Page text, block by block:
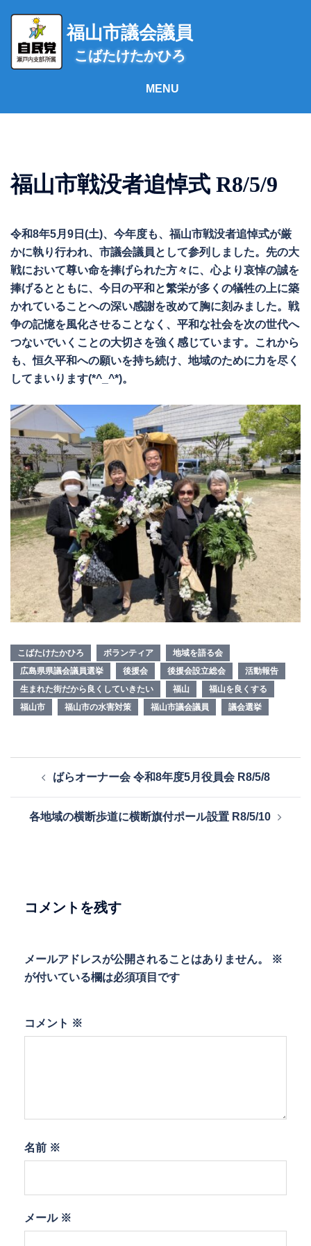
ス
福山市議会議員
こばたけたかひろ
福山市戦没者追悼式 R8/5/9
令和8年5月9日(土)、今年度も、福山市戦没者追悼式が厳
かに執り行われ、市議会議員として参列しました。先の大
戦において尊い命を捧げられた方々に、心より哀悼の誠を
捧げるとともに、今日の平和と繁栄が多くの犠牲の上に築
かれていることへの深い感謝を改めて胸に刻みました。戦
争の記憶を風化させることなく、平和な社会を次の世代へ
つないでいくことの大切さを強く感じています。これから
も、恒久平和への願いを持ち続け、地域のために力を尽く
してまいります(*^_^*)。
こばたけたかひろ ボランティア
地域を語る会
広島県県議会議員選挙
後援会 後援会設立総会
活動報告
生まれた街だから良くしていきたい
福山
福山を良くする
福山市
福山市の水害対策 福山市議会議員 議会選挙
ョ
ばらオーナー会 令和8年度5月役員会 R8/5/8
各地域の横断歩道に横断旗付ポール設置 R8/5/10
コメントを残す
メールアドレスが公開されることはありません。
※
が付いている欄は必須項目です
コメント ※
名前 ※
メール ※